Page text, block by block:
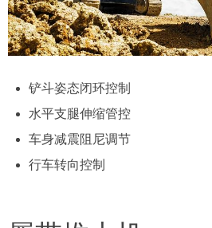
铲斗姿态闭环控制
水平支腿伸缩管控
车身减震阻尼调节
行车转向控制